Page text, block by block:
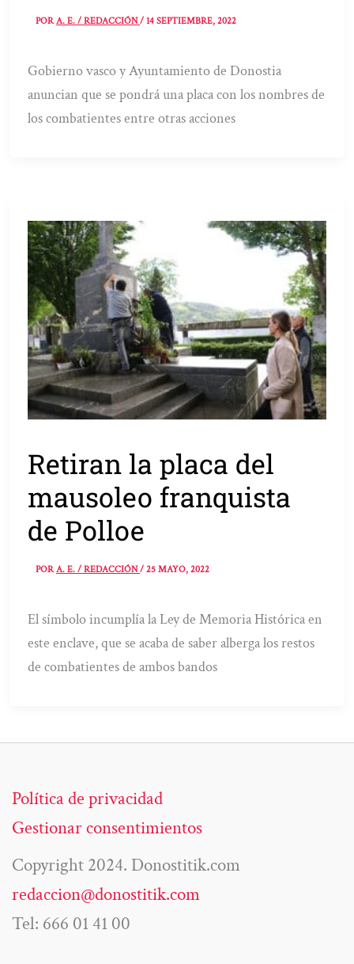
PORA. E. / REDACCIÓN/14 SEPTIEMBRE, 2022
Gobierno vasco y Ayuntamiento de Donostia
anuncian que se pondrá una placa con los nombres de
los combatientes entre otras acciones
Retiran la placa del
mausoleo franquista
de Polloe
PORA. E. / REDACCIÓN/25 MAYO, 2022
El símbolo incumplía la Ley de Memoria Histórica en
este enclave, que se acaba de saber alberga los restos
de combatientes de ambos bandos
Política de privacidad
Gestionar consentimientos
Copyright 2024. Donostitik.com
redaccion@donostitik.com
Tel: 666 01 41 00